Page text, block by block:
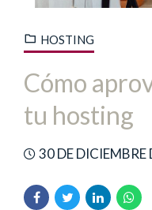
HOSTING
Cómo
tu hosting
30 DE DICIEMBRE